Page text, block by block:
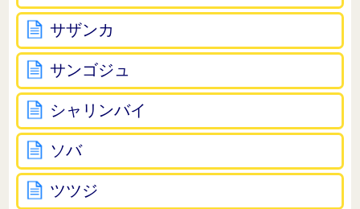
サザンカ
サンゴジュ
シャリンバイ
ソバ
ツツジ